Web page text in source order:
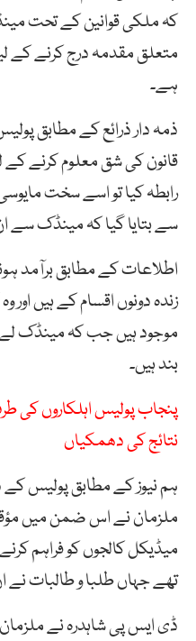
کہ ملکی قوانین کے تحت
متعلق مقدمہ درج کرنے کے
ہے۔
ذمہ دار ذرائع کے مطابق
قانون کی شق معلوم کرنے
رابطہ کیا تو اسے سخت مایوسی
سے بتایا گیا کہ مینڈک سے
اطلاعات کے مطابق برآمد
زندہ دونوں اقسام کے ہیں
موجود ہیں جب کہ مینڈک لے
بند ہیں۔
پنجاب پولیس اہلکاروں کی
نتائج کی دھمکیاں
ہم نیوز کے مطابق پولیس کے
ملزمان نے اس ضمن میں
میڈیکل کالجوں کو فراہم
تھے جہاں طلبا و طالبات نے
ڈی ایس پی شاہدرہ نے